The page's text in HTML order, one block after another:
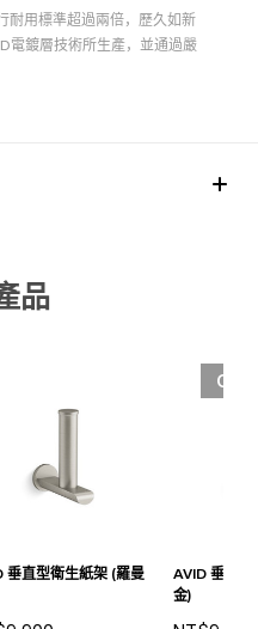
用標準超過兩倍，歷久如新
電鍍層技術所生產，並通過嚴
品
垂直型衛生紙架 (羅曼
OUT
AVID 垂直型
金)